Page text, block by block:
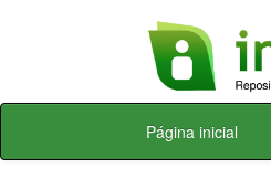
Skip
Página inicial